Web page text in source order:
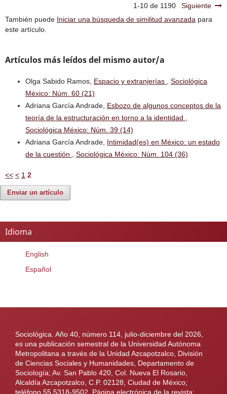
1-10 de 1190
Siguiente
También puede Iniciar una búsqueda de similitud avanzada para
este artículo.
Artículos más leídos del mismo autor/a
Olga Sabido Ramos, Espacio y extranjerías
Sociológica
México: Núm. 60 (21)
Adriana García Andrade, Esbozo de algunos conceptos de la
teoría de la estructuración en torno a la identidad
Sociológica México: Núm. 39 (14)
Adriana García Andrade, Intimidad(es) en México: un estado
de la cuestión
Sociológica México: Núm. 104 (36)
<< < 1 2
Enviar un artículo
Idioma
English
Español
Sociológica. Año 40, número 114, julio-diciembre del 2026,
es una publicación semestral de la Universidad Autónoma
Metropolitana a través de la Unidad Azcapotzalco, División
de Ciencias Sociales y Humanidades, Departamento de
Sociología; Av. San Pablo 420, Col. Nueva El Rosario,
Alcaldía Azcapotzalco, C.P. 02128, Ciudad de México;
teléfono 55 5318-9502. Página electrónica de la revista: